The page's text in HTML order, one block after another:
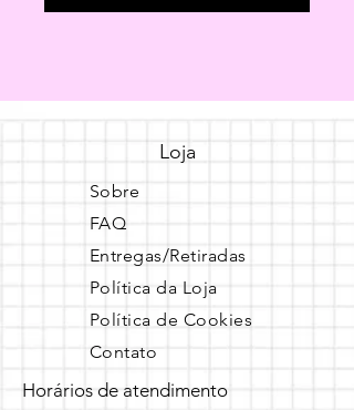
Loja
Sobre
FAQ
Entregas/Retiradas
Política da Loja
Política de Cookies
Contato
Horários de atendimento